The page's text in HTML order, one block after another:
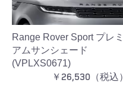
Range Rover Sport プレミ
アムサンシェード
(VPLXS0671)
￥26,530（税込）